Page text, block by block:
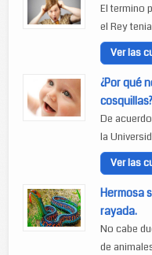
El termino
el Rey
Ver las
¿Por qué
cosquillas?
De
la
Ver las
Hermosa
rayada.
No cabe
de